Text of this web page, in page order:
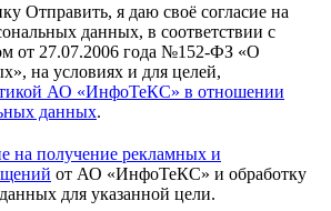
Отправить, я даю своё согласие на
данных, в соответствии с
от 27.07.2006 года №152-ФЗ «О
на условиях и для целей,
АО «ИнфоТеКС» в отношении
данных.
на получение рекламных и
от АО «ИнфоТеКС» и обработку
для указанной цели.